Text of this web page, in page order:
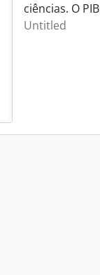
ciências. O
Untitled